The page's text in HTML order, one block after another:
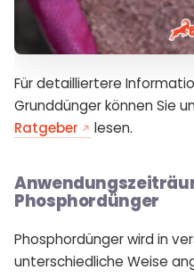
Für detailliertere
Grunddünger können Sie
Ratgeber
lesen.
Phosphordünger
Phosphordünger wird in
unterschiedliche Weise